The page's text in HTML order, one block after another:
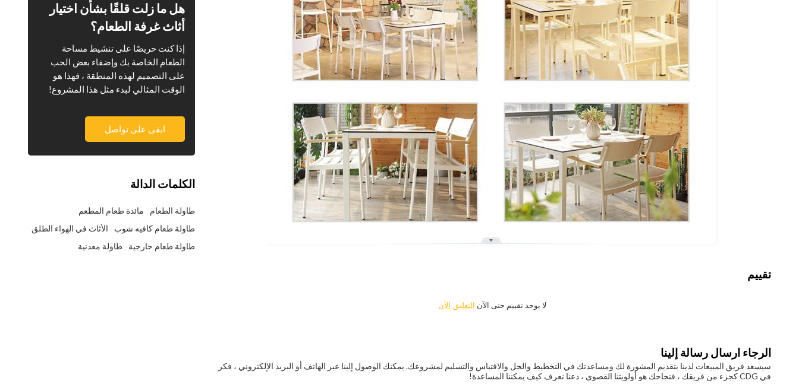
هل ما زلت قلقًا بشأن اختيار
أثاث غرفة الطعام؟
إذا كنت حريصًا على تنشيط مساحة
الطعام الخاصة بك وإضفاء بعض الحب
على التصميم لهذه المنطقة ، فهذا هو
الوقت المثالي لبدء مثل هذا المشروع!
ابقى على تواصل
الكلمات الدالة
طاولة الطعام
مائدة طعام المطعم
طاولة طعام كافيه شوب
الأثاث في الهواء الطلق
طاولة طعام خارجية
طاولة معدنية
تقييم
لا يوجد تقييم حتى الآن التعليق الآن
الرجاء ارسال رسالة إلينا
سيسعد فريق المبيعات لدينا بتقديم المشورة لك ومساعدتك في التخطيط والحل والاقتباس والتسليم لمشروعك. يمكنك الوصول إلينا عبر الهاتف أو البريد الإلكتروني ، فكر
في CDG كجزء من فريقك ، فنجاحك هو أولويتنا القصوى ، دعنا نعرف كيف يمكننا المساعدة!